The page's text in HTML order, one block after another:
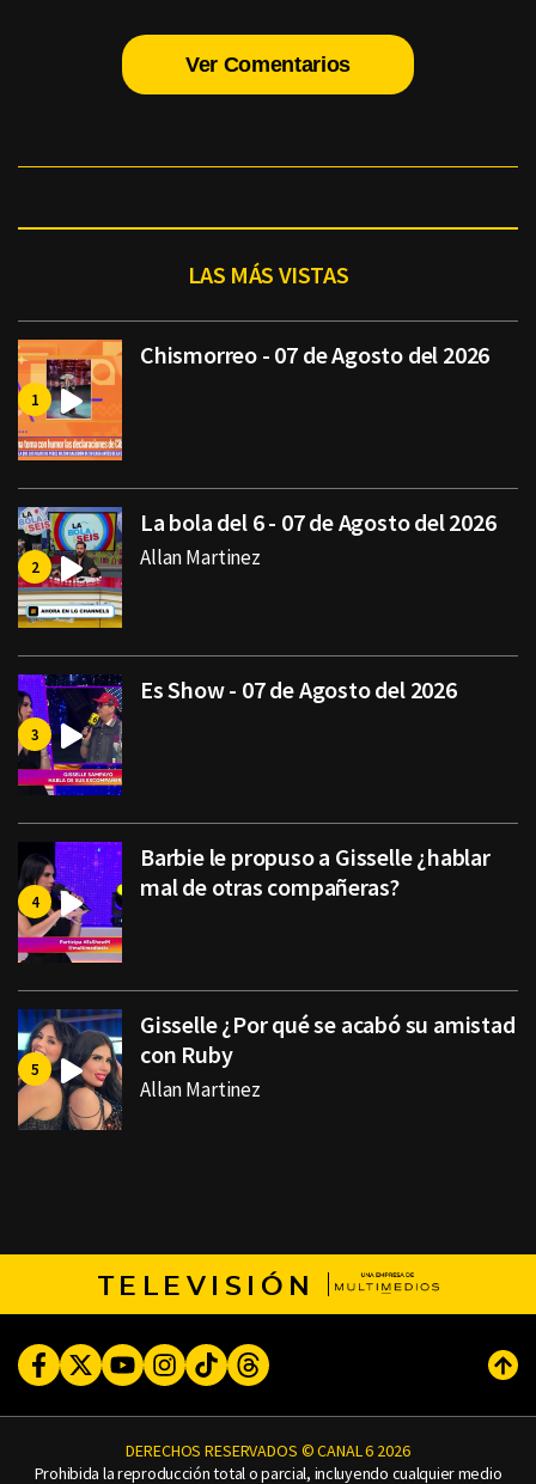
Ver Comentarios
LAS MÁS VISTAS
Chismorreo - 07 de Agosto del 2026
La bola del 6 - 07 de Agosto del 2026
Allan Martinez
Es Show - 07 de Agosto del 2026
Barbie le propuso a Gisselle ¿hablar
mal de otras compañeras?
Gisselle ¿Por qué se acabó su amistad
con Ruby
Allan Martinez
TELEVISIÓN
FacebookTwitterYoutubeInstagram
TikTokThreads
DERECHOS RESERVADOS © CANAL 6 2026
Prohibida la reproducción total o parcial, incluyendo cualquier medio